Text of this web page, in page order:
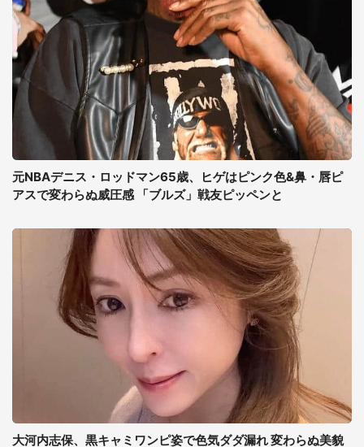
元NBAデニス・ロッドマン65歳、ヒゲはピンク色&鼻・唇ピ
アスで変わらぬ威圧感 「ブルズ」戦友ピッペンと
大河内志保、黒キャミワンピ姿で色気ダダ漏れ 変わらぬ美貌